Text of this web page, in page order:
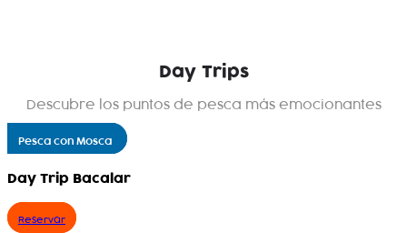
Day Trips
Descubre los puntos de pesca más emocionantes
Pesca con Mosca
Day Trip Bacalar
Reservar